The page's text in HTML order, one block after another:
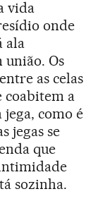
vida
onde
ala
união. Os
as celas
coabitem a
como é
jegas se
que
sozinha.